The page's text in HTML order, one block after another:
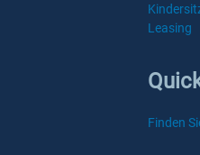
Leasing
Finden